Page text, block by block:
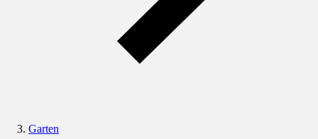
Garten